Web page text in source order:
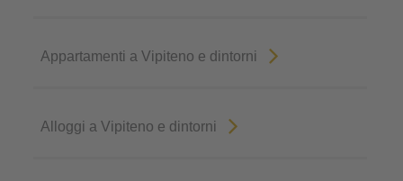
Appartamenti a Vipiteno e dintorni
Alloggi a Vipiteno e dintorni